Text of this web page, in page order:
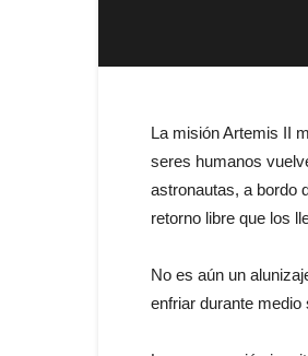
La misión Artemis II
seres humanos
astronautas, a bordo
retorno libre que los
No es aún un
enfriar durante medio